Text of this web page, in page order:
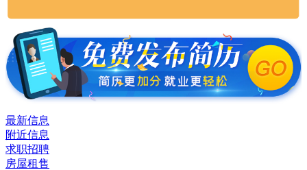
最新信息
附近信息
求职招聘
房屋租售